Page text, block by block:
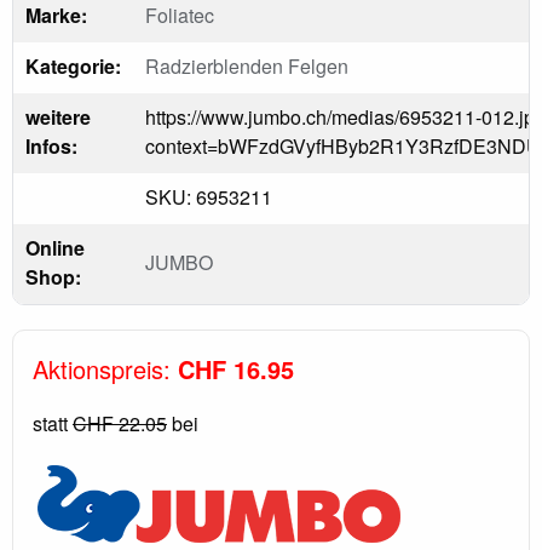
Marke:
Foliatec
Kategorie:
Radzierblenden Felgen
weitere
Infos:
https://www.jumbo.ch/medias/6953211-
SKU: 6953211
Online
Shop:
JUMBO
Aktionspreis: CHF 16.95
stattCHF 22.05bei